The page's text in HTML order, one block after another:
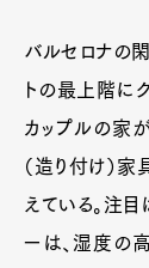
バルセロナの
トの最上階に
カップルの家
（造り付け）
えている。注
ーは、湿度の